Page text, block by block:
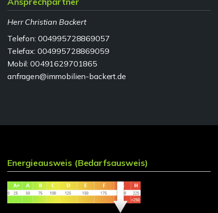
Herr Christian Backert
Telefon: 004995728869057
Telefax: 004995728869059
Mobil: 00491629701865
anfragen@immobilien-backert.de
Energieausweis (Bedarfsausweis)